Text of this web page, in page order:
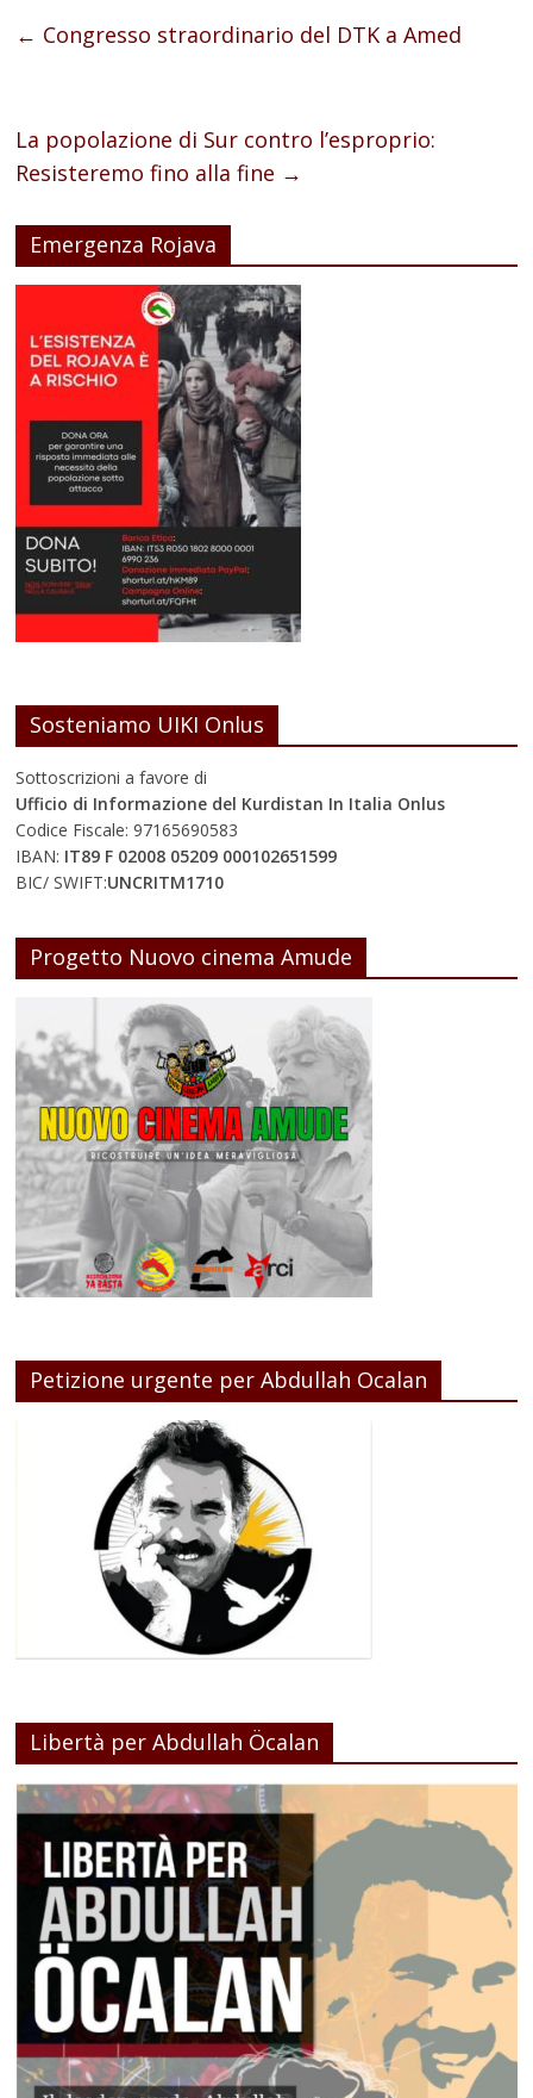
← Congresso straordinario del DTK a Amed
La popolazione di Sur contro l’esproprio:
Resisteremo fino alla fine →
Emergenza Rojava
Sosteniamo UIKI Onlus
Sottoscrizioni a favore di
Ufficio di Informazione del Kurdistan In Italia Onlus
Codice Fiscale: 97165690583
IBAN: IT89 F 02008 05209 000102651599
BIC/ SWIFT:UNCRITM1710
Progetto Nuovo cinema Amude
Petizione urgente per Abdullah Ocalan
Libertà per Abdullah Öcalan